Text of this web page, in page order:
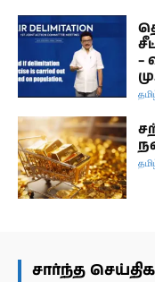
–
சார்ந்த